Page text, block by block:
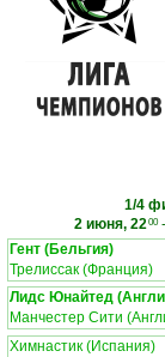
1/4
2 июня, 2200-
Гент (Бельгия)
Трелиссак (Франция)
Лидс Юнайтед
Манчестер Сити
Химнастик (Испания)